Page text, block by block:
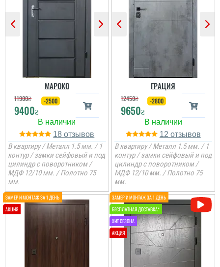
чекати не потрібно було
непогані.
Ірина
Двері дуже
сподобались, дякую за
все від заміру до
установки.
Двері недорогі та мають
два контури ущільнення,
Олег
МАРОКО
11900₴
9400₴
-2500
18
В квартиру / Металл 1.5 мм. / 1
контур / замки сейфовый и под
цилиндр с поворотником /
МДФ 12/10 мм. / Полотно 75
мм.
ГРАЦИЯ
12450₴
9650₴
-2800
12
В квартиру / Металл 1.5 мм. / 1
контур / замки сейфовый и под
цилиндр с поворотником /
МДФ 12/10 мм. / Полотно 75
мм.